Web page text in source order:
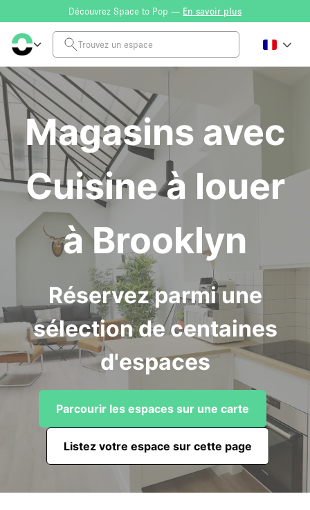
Découvrez Space to Pop — En savoir plus
Magasins avec
Cuisine à louer
à Brooklyn
Réservez parmi une
sélection de centaines
d'espaces
Parcourir les espaces sur une carte
Listez votre espace sur cette page